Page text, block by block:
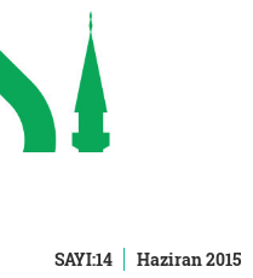
SAYI:14 Haziran 2015